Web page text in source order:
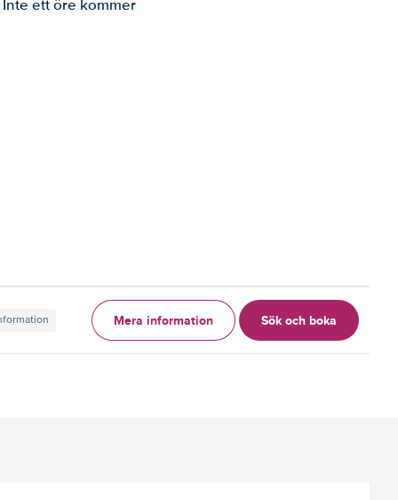
ett öre kommer
Mera information Sök och boka